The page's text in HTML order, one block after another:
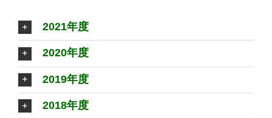
2021年度
2020年度
2019年度
2018年度